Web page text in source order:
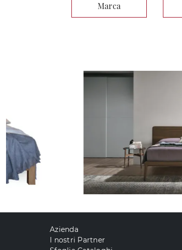
Marca
Azienda
I nostri Partner